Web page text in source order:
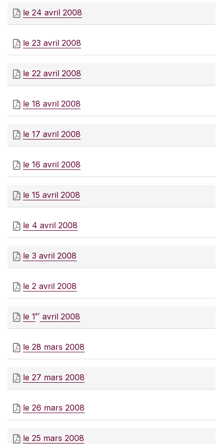
le 24 avril 2008
le 23 avril 2008
le 22 avril 2008
le 18 avril 2008
le 17 avril 2008
le 16 avril 2008
le 15 avril 2008
le 4 avril 2008
le 3 avril 2008
le 2 avril 2008
le 1er avril 2008
le 28 mars 2008
le 27 mars 2008
le 26 mars 2008
le 25 mars 2008